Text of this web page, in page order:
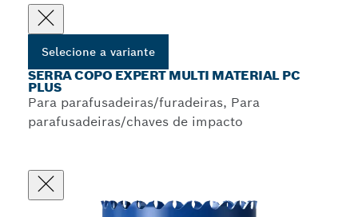
Selecione a variante
SERRA COPO EXPERT MULTI MATERIAL PC
PLUS
Para parafusadeiras/furadeiras, Para
parafusadeiras/chaves de impacto